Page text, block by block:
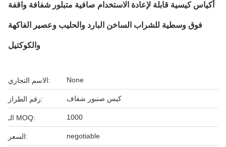
أكياس كيسية قابلة لإعادة الاستخدام صافية متبلور شفافة واقفة
فوق وسطية للشراب الساخن البارد والحليب وعصير الفاكهة
والكوكتيل
الاسم التجاري: None
رقم الطراز: كيس صنبور شفاف
الـ MOQ: 1000
السعر: negotiable